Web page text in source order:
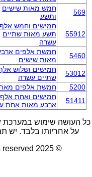
569
חמש מאות שישים
ותשע
55912
חמישים וחמש אלף
תשע מאות שתיים
עשרה
5460
חמשת אלפים
מאות שישים
53012
חמישים ושלוש
שתיים עשרה
5200
חמשת אלפים
51411
חמישים ואחת אלף
ארבע מאות אחת
כל העושה שימוש במערכת
על אחריותו בלבד. יש
© 2025